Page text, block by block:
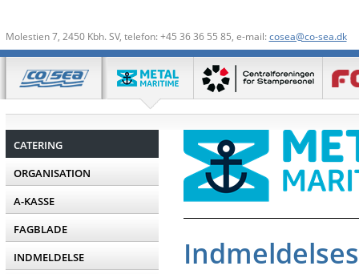
Molestien 7, 2450 Kbh. SV, telefon: +45 36 36 55 85, e-mail: cosea@co-sea.dk
CATERING
ORGANISATION
A-KASSE
FAGBLADE
INDMELDELSE